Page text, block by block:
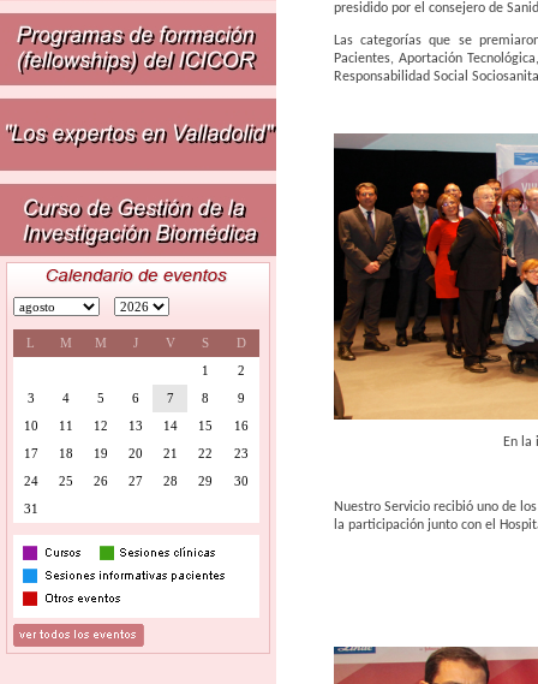
L M M J V S
D
1
2
3
4 5 6 7 8
9
10
11 12 13 14 15
16
17
18 19 20 21 22
23
24
25 26 27 28 29
30
31
presidido por el consejero de
Las categorías que se
Pacientes, Aportación
Responsabilidad Social
En la imagen
Nuestro Servicio recibió uno de
la participación junto con el